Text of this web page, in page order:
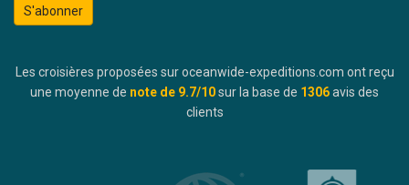
S'abonner
Les croisières proposées sur oceanwide-expeditions.com ont reçu
une moyenne de note de 9.7/10sur la base de 1306avis des
clients